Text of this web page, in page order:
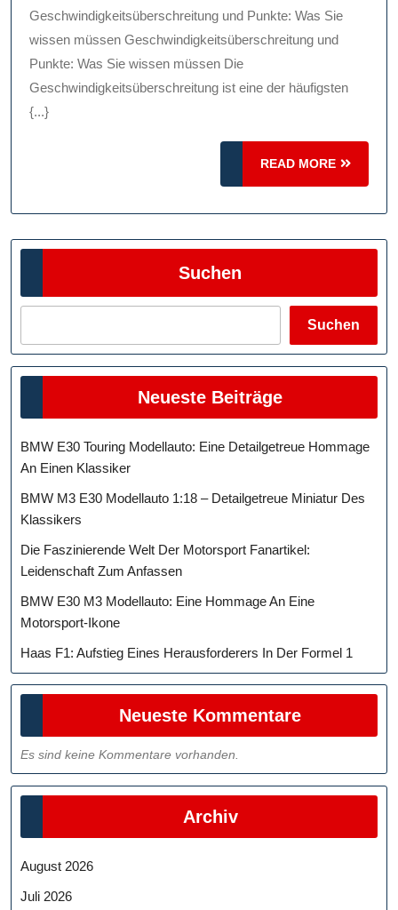
In
Flensburg
Geschwindigkeitsüberschreitung und Punkte: Was Sie
wissen müssen Geschwindigkeitsüberschreitung und
Punkte: Was Sie wissen müssen Die
Geschwindigkeitsüberschreitung ist eine der häufigsten
{...}
READ MORE
READ
MORE
Suchen
Suchen
Neueste Beiträge
BMW E30 Touring Modellauto: Eine Detailgetreue Hommage
An Einen Klassiker
BMW M3 E30 Modellauto 1:18 – Detailgetreue Miniatur Des
Klassikers
Die Faszinierende Welt Der Motorsport Fanartikel:
Leidenschaft Zum Anfassen
BMW E30 M3 Modellauto: Eine Hommage An Eine
Motorsport-Ikone
Haas F1: Aufstieg Eines Herausforderers In Der Formel 1
Neueste Kommentare
Es sind keine Kommentare vorhanden.
Archiv
August 2026
Juli 2026